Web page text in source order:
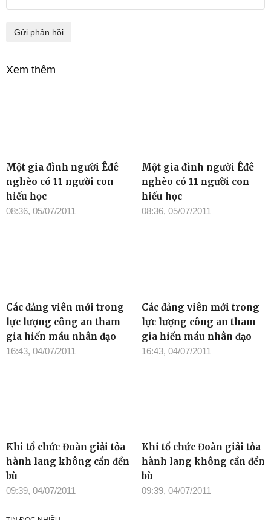
Xem thêm
Một gia đình người Êđê
nghèo có 11 người con
hiếu học
08:36, 05/07/2011
Một gia đình người Êđê
nghèo có 11 người con
hiếu học
08:36, 05/07/2011
Các đảng viên mới trong
lực lượng công an tham
gia hiến máu nhân đạo
16:43, 04/07/2011
Các đảng viên mới trong
lực lượng công an tham
gia hiến máu nhân đạo
16:43, 04/07/2011
Khi tổ chức Đoàn giải tỏa
hành lang không cần đền
bù
09:39, 04/07/2011
Khi tổ chức Đoàn giải tỏa
hành lang không cần đền
bù
09:39, 04/07/2011